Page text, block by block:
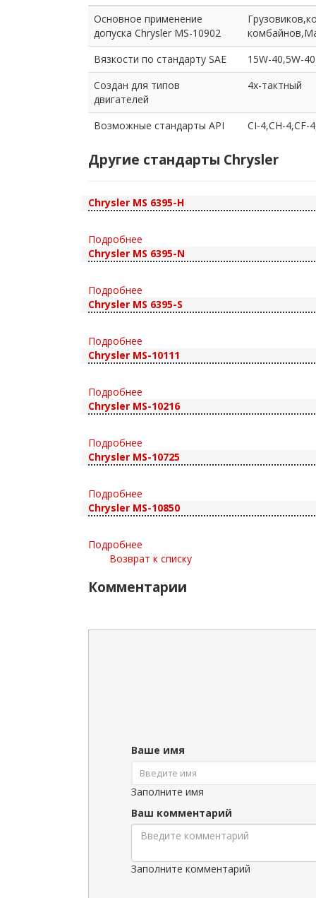
Основное применение
допуска Chrysler MS-10902
Вязкости по стандарту SAE
15W-40,5W-40
Создан для типов
двигателей
4х-тактный
Возможные стандарты API CI-4,CH-4,CF-
Другие стандарты Chrysler
Chrysler MS 6395-H
Подробнее
Chrysler MS 6395-N
Подробнее
Chrysler MS 6395-S
Подробнее
Chrysler MS-10111
Подробнее
Chrysler MS-10216
Подробнее
Chrysler MS-10725
Подробнее
Chrysler MS-10850
Подробнее
Возврат к списку
Комментарии
Ваше имя
Заполните имя
Ваш комментарий
Заполните комментарий